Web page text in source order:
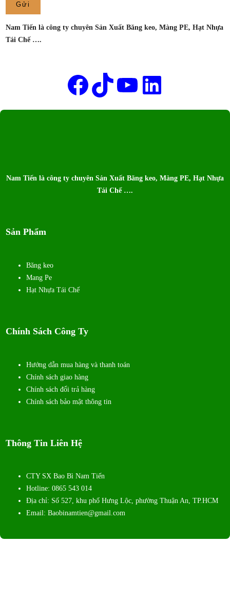
KEO
Nam Tiến là công ty chuyên Sản Xuất Băng keo, Màng PE, Hạt Nhựa
Tái Chế ….
Facebook
TikTok
Youtube
LinkedIn
Nam Tiến là công ty chuyên Sản Xuất Băng keo, Màng PE, Hạt Nhựa
Tái Chế ….
Sản Phẩm
Băng keo
Mang Pe
Hạt Nhựa Tái Chế
Chính Sách Công Ty
Hướng dẫn mua hàng và thanh toán
Chính sách giao hàng
Chính sách đổi trả hàng
Chính sách bảo mật thông tin
Thông Tin Liên Hệ
CTY SX Bao Bì Nam Tiến
Hotline: 0865 543 014
Địa chỉ: Số 527, khu phố Hưng Lộc, phường Thuận An, TP.HCM
Email: Baobinamtien@gmail.com